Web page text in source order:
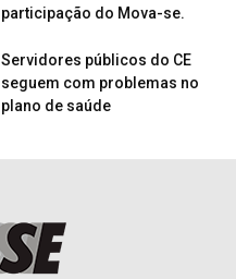
participação do Mova-se.
Servidores públicos do CE
seguem com problemas no
plano de saúde